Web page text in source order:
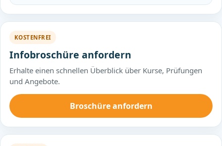
KOSTENFREI
Infobroschüre anfordern
Erhalte einen schnellen Überblick über Kurse, Prüfungen
und Angebote.
Broschüre anfordern